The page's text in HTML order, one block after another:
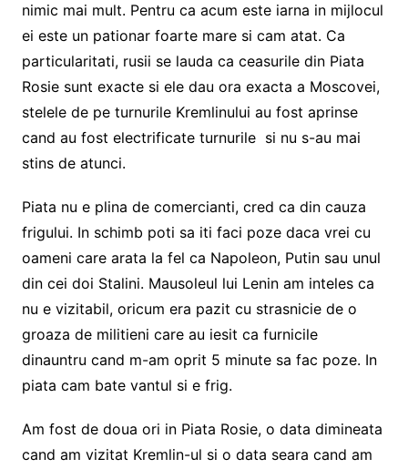
nimic mai mult. Pentru ca acum este iarna in mijlocul
ei este un pationar foarte mare si cam atat. Ca
particularitati, rusii se lauda ca ceasurile din Piata
Rosie sunt exacte si ele dau ora exacta a Moscovei,
stelele de pe turnurile Kremlinului au fost aprinse
cand au fost electrificate turnurile si nu s-au mai
stins de atunci.
Piata nu e plina de comercianti, cred ca din cauza
frigului. In schimb poti sa iti faci poze daca vrei cu
oameni care arata la fel ca Napoleon, Putin sau unul
din cei doi Stalini. Mausoleul lui Lenin am inteles ca
nu e vizitabil, oricum era pazit cu strasnicie de o
groaza de militieni care au iesit ca furnicile
dinauntru cand m-am oprit 5 minute sa fac poze. In
piata cam bate vantul si e frig.
Am fost de doua ori in Piata Rosie, o data dimineata
cand am vizitat Kremlin-ul si o data seara cand am